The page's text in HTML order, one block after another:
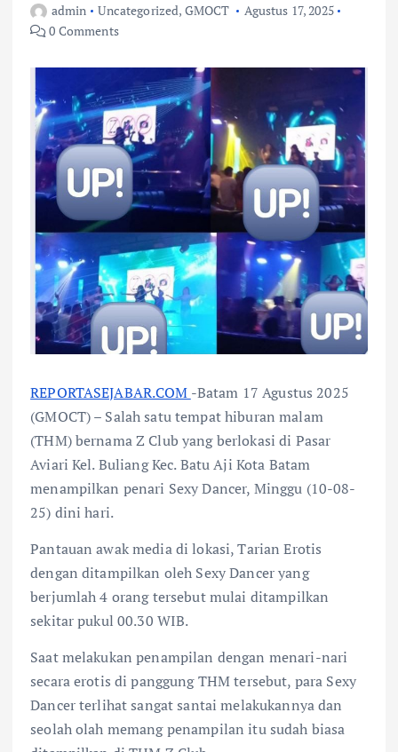
admin Uncategorized, GMOCT
Agustus 17, 2025
0 Comments
REPORTASEJABAR.COM -Batam 17 Agustus 2025
(GMOCT) – Salah satu tempat hiburan malam
(THM) bernama Z Club yang berlokasi di Pasar
Aviari Kel. Buliang Kec. Batu Aji Kota Batam
menampilkan penari Sexy Dancer, Minggu (10-08-
25) dini hari.
Pantauan awak media di lokasi, Tarian Erotis
dengan ditampilkan oleh Sexy Dancer yang
berjumlah 4 orang tersebut mulai ditampilkan
sekitar pukul 00.30 WIB.
Saat melakukan penampilan dengan menari-nari
secara erotis di panggung THM tersebut, para Sexy
Dancer terlihat sangat santai melakukannya dan
seolah olah memang penampilan itu sudah biasa